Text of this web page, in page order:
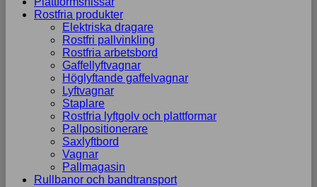
Rostfria produkter
Elektriska dragare
Rostfri pallvinkling
Rostfria arbetsbord
Gaffellyftvagnar
Höglyftande gaffelvagnar
Lyftvagnar
Staplare
Rostfria lyftgolv och plattformar
Pallpositionerare
Saxlyftbord
Vagnar
Pallmagasin
Rullbanor och bandtransport